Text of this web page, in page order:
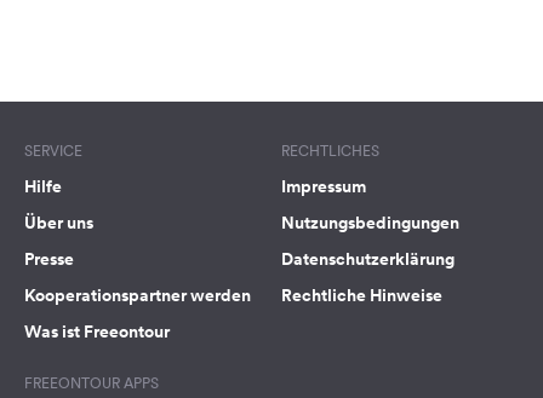
SERVICE
Hilfe
Über uns
Presse
Kooperationspartner werden
Was ist Freeontour
RECHTLICHES
Impressum
Nutzungsbedingungen
Datenschutzerklärung
Rechtliche Hinweise
FREEONTOUR APPS